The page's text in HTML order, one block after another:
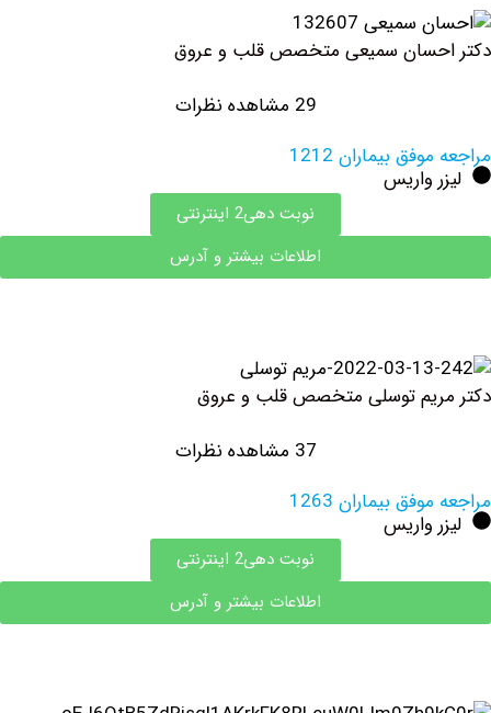
سمیعی متخصص قلب و عروق
بیماران 1212
واریس
نوبت دهی2 اینترنتی
اطلاعات بیشتر و آدرس
توسلی متخصص قلب و عروق
بیماران 1263
واریس
نوبت دهی2 اینترنتی
اطلاعات بیشتر و آدرس